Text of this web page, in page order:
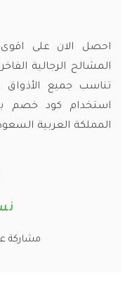
المشالح الرجالية
استخدام كود خصم
المملكة العربية
مشاركة